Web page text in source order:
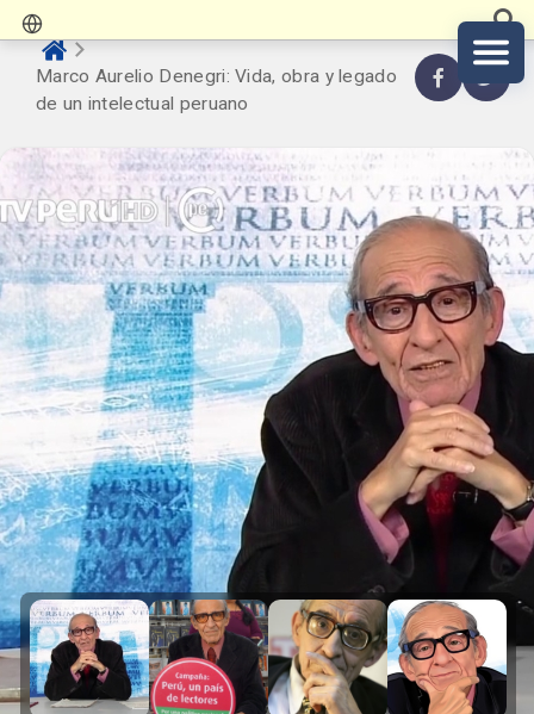
Marco Aurelio Denegri: Vida, obra y legado
de un intelectual peruano